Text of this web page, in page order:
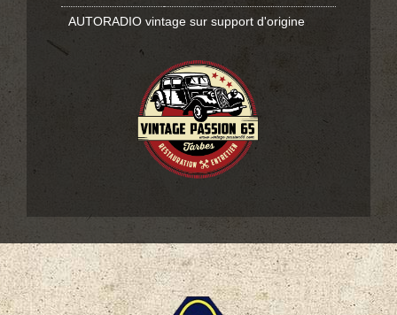
AUTORADIO vintage sur support d'origine